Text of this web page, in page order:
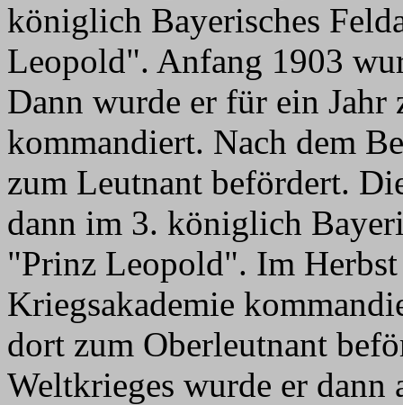
königlich Bayerisches
Leopold". Anfang 1903
Dann wurde er für ein
kommandiert. Nach dem
zum Leutnant befördert.
dann im 3. königlich
"Prinz Leopold". Im
Kriegsakademie
dort zum Oberleutnant
Weltkrieges wurde er